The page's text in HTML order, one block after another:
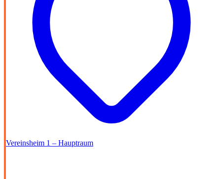
Vereinsheim 1 – Hauptraum